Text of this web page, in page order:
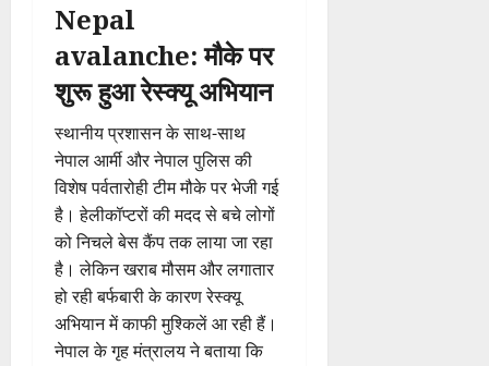
Nepal
avalanche: मौके पर
शुरू हुआ रेस्क्यू अभियान
स्थानीय प्रशासन के साथ-साथ
नेपाल आर्मी और नेपाल पुलिस की
विशेष पर्वतारोही टीम मौके पर भेजी गई
है। हेलीकॉप्टरों की मदद से बचे लोगों
को निचले बेस कैंप तक लाया जा रहा
है। लेकिन खराब मौसम और लगातार
हो रही बर्फबारी के कारण रेस्क्यू
अभियान में काफी मुश्किलें आ रही हैं।
नेपाल के गृह मंत्रालय ने बताया कि